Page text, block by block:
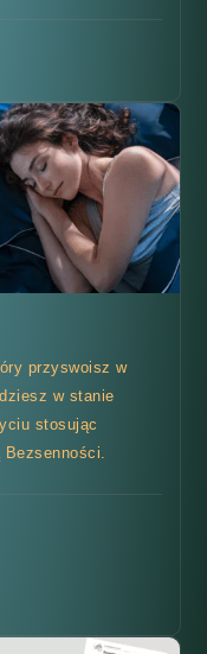
przyswoisz w
w stanie
stosując